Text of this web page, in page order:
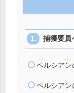
捕獲要員
ペルシアン
ペルシアン